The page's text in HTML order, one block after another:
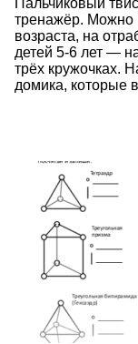
Пальчиковый
тренажёр. Можно
возраста, на
детей 5-6 лет —
трёх кружочках.
домика, которые